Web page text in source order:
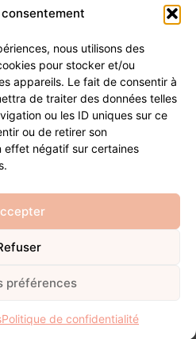
nous utilisons des
pour stocker et/ou
appareils. Le fait de consentir à
de traiter des données telles
ou les ID uniques sur ce
ou de retirer son
effet négatif sur certaines
préférences
Politique de confidentialité
Wihr
de confidentialité